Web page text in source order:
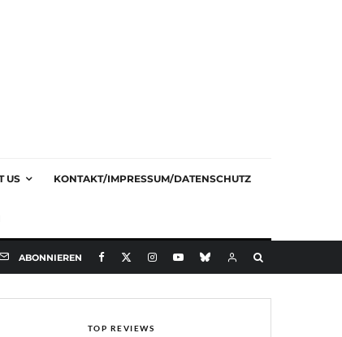
US KONTAKT/IMPRESSUM/DATENSCHUTZ
ABONNIEREN
TOP REVIEWS